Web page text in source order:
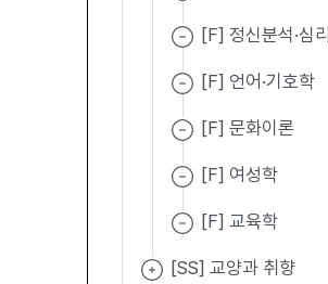
[F] 정신분석·심리
[F] 언어·기호학
[F] 문화이론
[F] 여성학
[F] 교육학
[SS] 교양과 취향